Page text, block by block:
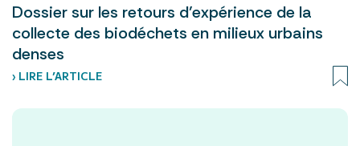
Dossier sur les retours d’expérience de la
collecte des biodéchets en milieux urbains
denses
› LIRE L’ARTICLE